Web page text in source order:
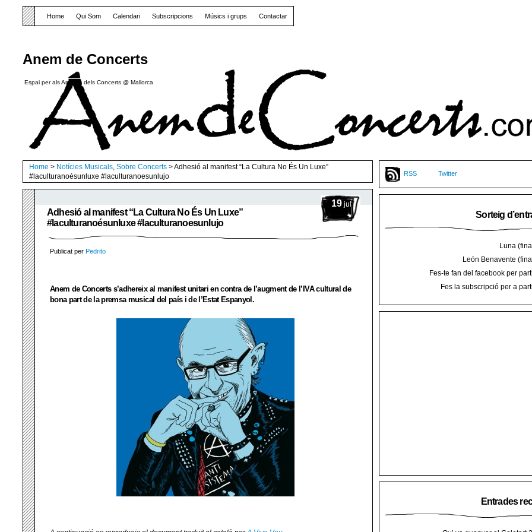
Anem de Concerts
Espai per als Amants dels Concerts @ Mallorca
Home Qui Som Calendari Subscripcions Músics i grups Contactar
Home > Notícies Musicals, Sobre Concerts > Adhesió al manifest “La Cultura No És Un Luxe”
#laculturanoésunluxe #laculturanoesunlujo
19 jul
Adhesió al manifest “La Cultura No És Un Luxe”
#laculturanoésunluxe #laculturanoesunlujo
Publicat per Pedrito
Anem de Concerts s’adhereix al manifest unitari en contra de l’augment de l’ IVA cultural de
bona part de la premsa musical del país i de l’Estat Espanyol.
RSS Twitter
Sorteig
Luna
León Benavente
Fes-te fan del facebook per
Fes la subscripció per a
Entrades